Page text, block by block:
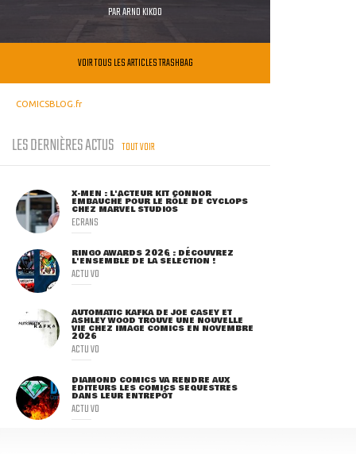
PARARNO KIKOO
VOIR TOUS LES ARTICLES TRASHBAG
COMICSBLOG.fr
LES DERNIÈRES ACTUS TOUT VOIR
X-MEN : L'ACTEUR KIT CONNOR
EMBAUCHÉ POUR LE RÔLE DE CYCLOPS
CHEZ MARVEL STUDIOS
ECRANS
RINGO AWARDS 2026 : DÉCOUVREZ
L'ENSEMBLE DE LA SÉLECTION !
ACTU VO
AUTOMATIC KAFKA DE JOE CASEY ET
ASHLEY WOOD TROUVE UNE NOUVELLE
VIE CHEZ IMAGE COMICS EN NOVEMBRE
2026
ACTU VO
DIAMOND COMICS VA RENDRE AUX
ÉDITEURS LES COMICS SÉQUESTRÉS
DANS LEUR ENTREPÔT
ACTU VO